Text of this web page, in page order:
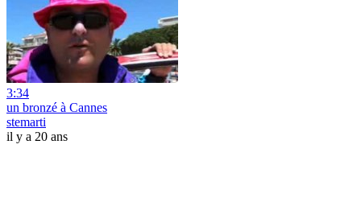
3:34
un bronzé à Cannes
stemarti
il y a 20 ans